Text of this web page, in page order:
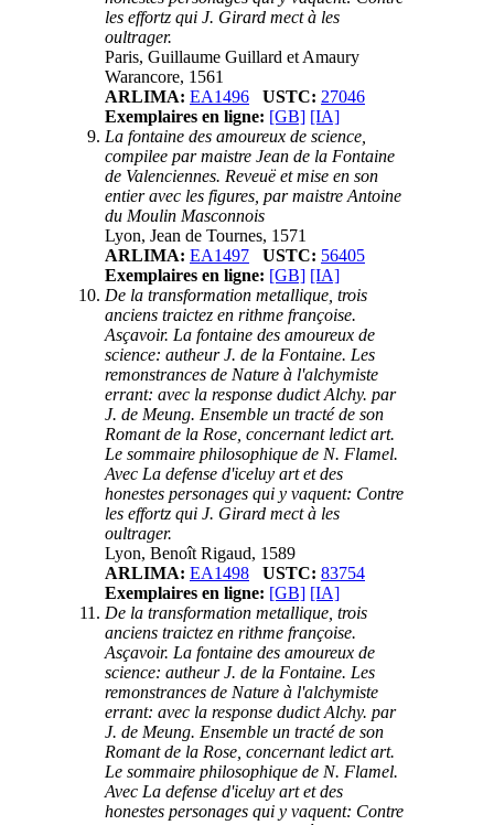
les effortz qui J. Girard mect à les
oultrager.
Paris, Guillaume Guillard et Amaury
Warancore, 1561
ARLIMA: EA1496 USTC: 27046
Exemplaires en ligne: [GB] [IA]
La fontaine des amoureux de science,
compilee par maistre Jean de la Fontaine
de Valenciennes. Reveuë et mise en son
entier avec les figures, par maistre Antoine
du Moulin Masconnois
Lyon, Jean de Tournes, 1571
ARLIMA: EA1497 USTC: 56405
Exemplaires en ligne: [GB] [IA]
De la transformation metallique, trois
anciens traictez en rithme françoise.
Asçavoir. La fontaine des amoureux de
science: autheur J. de la Fontaine. Les
remonstrances de Nature à l'alchymiste
errant: avec la response dudict Alchy. par
J. de Meung. Ensemble un tracté de son
Romant de la Rose, concernant ledict art.
Le sommaire philosophique de N. Flamel.
Avec La defense d'iceluy art et des
honestes personages qui y vaquent: Contre
les effortz qui J. Girard mect à les
oultrager.
Lyon, Benoît Rigaud, 1589
ARLIMA: EA1498 USTC: 83754
Exemplaires en ligne: [GB] [IA]
De la transformation metallique, trois
anciens traictez en rithme françoise.
Asçavoir. La fontaine des amoureux de
science: autheur J. de la Fontaine. Les
remonstrances de Nature à l'alchymiste
errant: avec la response dudict Alchy. par
J. de Meung. Ensemble un tracté de son
Romant de la Rose, concernant ledict art.
Le sommaire philosophique de N. Flamel.
Avec La defense d'iceluy art et des
honestes personages qui y vaquent: Contre